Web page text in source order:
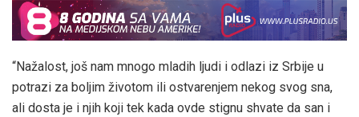
“Nažalost, još nam mnogo mladih ljudi i odlazi iz Srbije u
potrazi za boljim životom ili ostvarenjem nekog svog sna,
ali dosta je i njih koji tek kada ovde stignu shvate da san i